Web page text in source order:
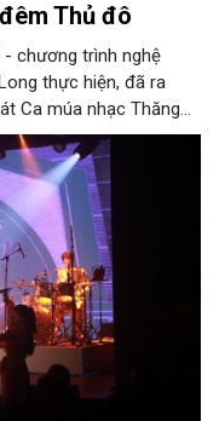
Thủ đô
- chương trình nghệ
thực hiện, đã ra
Ca múa nhạc Thăng
Hoàn Kiếm).